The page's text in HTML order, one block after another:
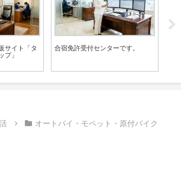
サイト「タ
プ」
合宿免許受付センターです。
オートバイ・モペット・原付バイク